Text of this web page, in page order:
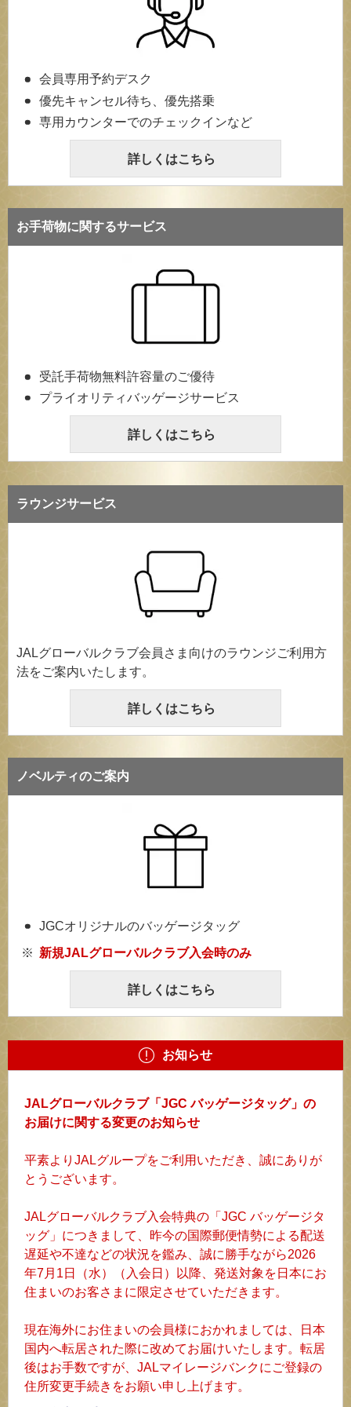
会員専用予約デスク
優先キャンセル待ち、優先搭乗
専用カウンターでのチェックインなど
詳しくはこちら
お手荷物に関するサービス
受託手荷物無料許容量のご優待
プライオリティバッゲージサービス
詳しくはこちら
ラウンジサービス
JALグローバルクラブ会員さま向けのラウンジご利用方
法をご案内いたします。
詳しくはこちら
ノベルティのご案内
JGCオリジナルのバッゲージタッグ
新規JALグローバルクラブ入会時のみ
詳しくはこちら
お知らせ
JALグローバルクラブ「JGC バッゲージタッグ」の
お届けに関する変更のお知らせ
平素よりJALグループをご利用いただき、誠にありが
とうございます。
JALグローバルクラブ入会特典の「JGC バッゲージタ
ッグ」につきまして、昨今の国際郵便情勢による配送
遅延や不達などの状況を鑑み、誠に勝手ながら2026
年7月1日（水）（入会日）以降、発送対象を日本にお
住まいのお客さまに限定させていただきます。
現在海外にお住まいの会員様におかれましては、日本
国内へ転居された際に改めてお届けいたします。転居
後はお手数ですが、JALマイレージバンクにご登録の
住所変更手続きをお願い申し上げます。